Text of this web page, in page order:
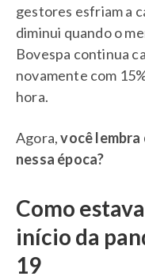
gestores esfriam a
diminui quando o
Bovespa continua
novamente com
hora.
Agora,você
nessa época?
Como
início da
19